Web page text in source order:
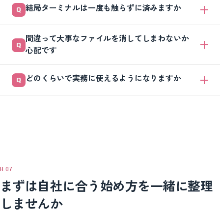
ます。ただし本格的な業務ツールを保守するには、ある程度の慣れや詳
しい人の伴走があると安心です。まずは練習用フォルダで小さく試すの
がおすすめです。
結局ターミナルは一度も触らずに済みますか
す。日々の作業は画面で完結できますが、完全にゼロにはならない前提
で始めると、ギャップに戸惑わずに済みます。
間違って大事なファイルを消してしまわないか
心配です
もすぐ元に戻せます。最初は本番と切り離した練習用フォルダで試すこ
とで、事故そのものを起きにくくできます。
どのくらいで実務に使えるようになりますか
まずは自社に合う始め方を一緒に整理
しませんか